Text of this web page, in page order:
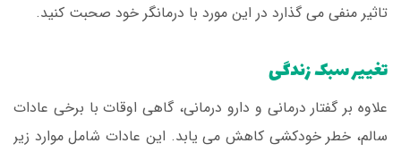
تاثیر منفی می گذارد در این مورد با درمانگر خود صحبت کنید.
تغییر سبک زندگی
علاوه بر گفتار درمانی و دارو درمانی، گاهی اوقات با برخی عادات
سالم، خطر خودکشی کاهش می یابد. این عادات شامل موارد زیر